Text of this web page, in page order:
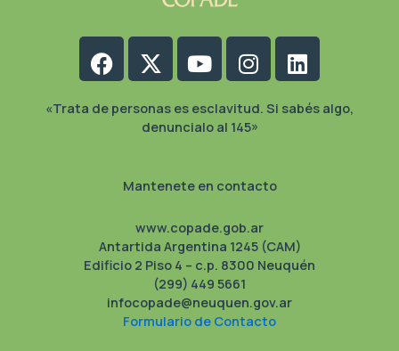
Facebook
X-
twitter
YoutubeInstagram
Linkedin
«Trata de personas es esclavitud. Si sabés algo,
denuncialo al 145»
Mantenete en contacto
www.copade.gob.ar
Antartida Argentina 1245 (CAM)
Edificio 2 Piso 4 – c.p. 8300 Neuquén
(299) 449 5661
infocopade@neuquen.gov.ar
Formulario de Contacto